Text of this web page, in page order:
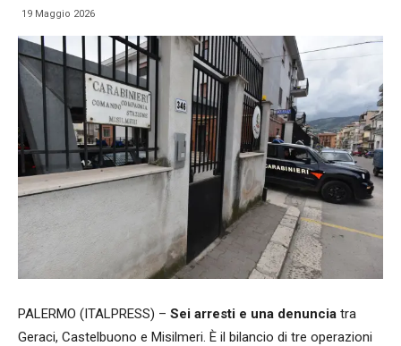
19 Maggio 2026
PALERMO (ITALPRESS) – Sei arresti e una denuncia tra
Geraci, Castelbuono e Misilmeri. È il bilancio di tre operazioni